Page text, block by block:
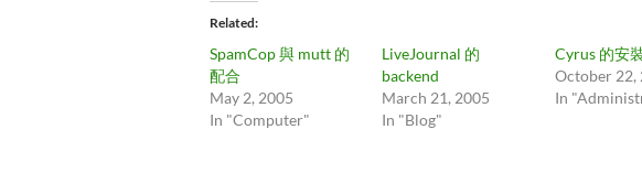
Related
SpamCop 與 mutt 的
配合
May 2, 2005
In "Computer"
LiveJournal 的
backend
March 21, 2005
In "Blog"
Cyrus 的安
October 22,
In